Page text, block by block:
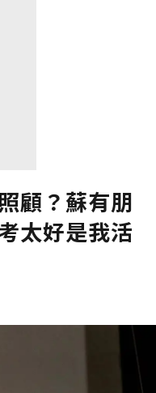
顧？蘇有朋
太好是我活